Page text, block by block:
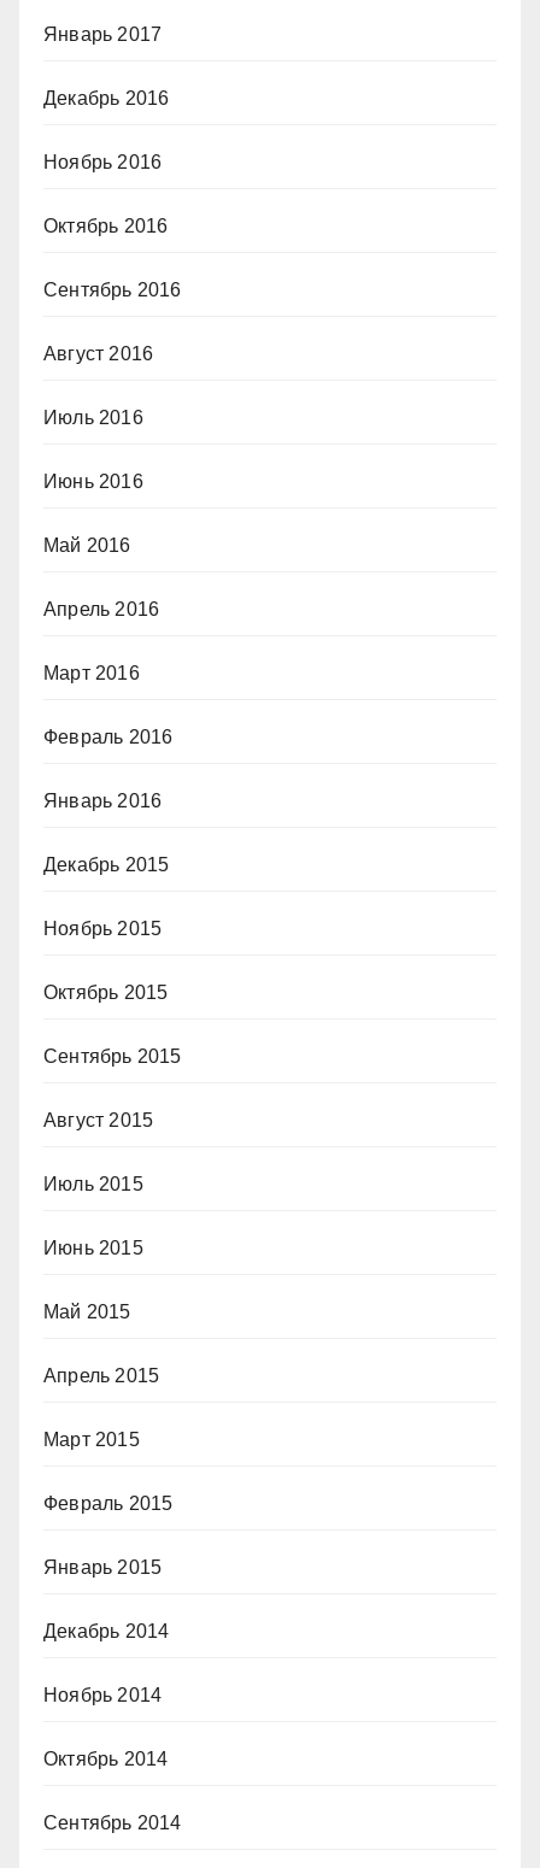
Январь 2017
Декабрь 2016
Ноябрь 2016
Октябрь 2016
Сентябрь 2016
Август 2016
Июль 2016
Июнь 2016
Май 2016
Апрель 2016
Март 2016
Февраль 2016
Январь 2016
Декабрь 2015
Ноябрь 2015
Октябрь 2015
Сентябрь 2015
Август 2015
Июль 2015
Июнь 2015
Май 2015
Апрель 2015
Март 2015
Февраль 2015
Январь 2015
Декабрь 2014
Ноябрь 2014
Октябрь 2014
Сентябрь 2014